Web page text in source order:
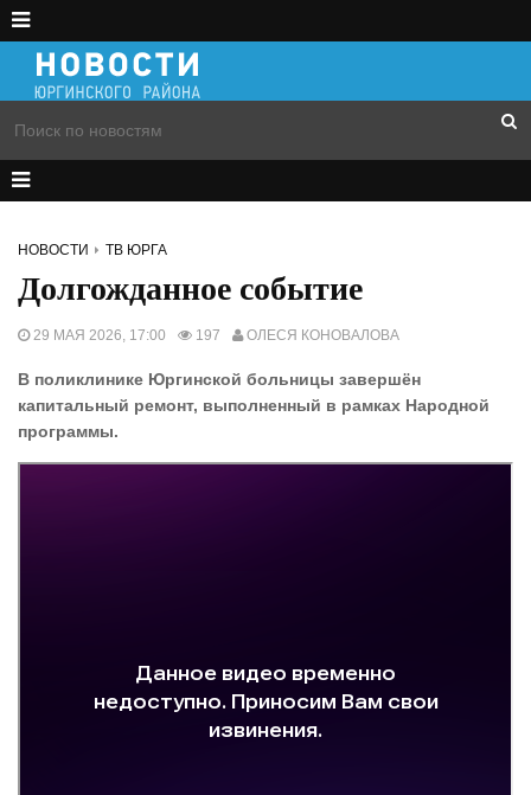
НОВОСТИ ТВ ЮРГА
Долгожданное событие
29 МАЯ 2026, 17:00 197 ОЛЕСЯ КОНОВАЛОВА
В поликлинике Юргинской больницы завершён
капитальный ремонт, выполненный в рамках Народной
программы.